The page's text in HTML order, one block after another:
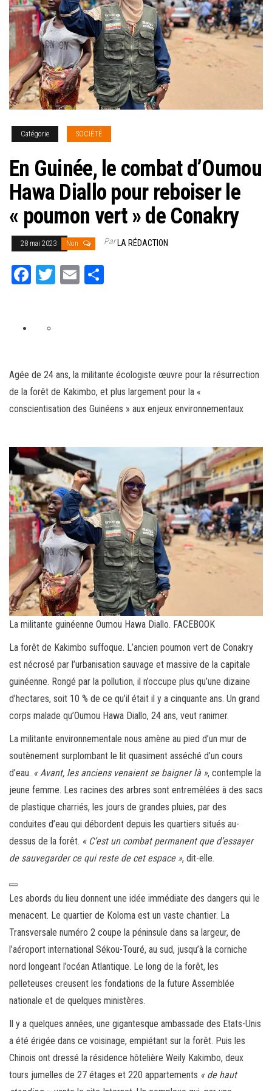
Catégorie SOCIÉTÉ
En Guinée, le combat d’Oumou
Hawa Diallo pour reboiser le
« poumon vert » de Conakry
28 mai 2023 Non ParLA RÉDACTION
Fa
ok
T
E
t
i
c
e
r
é
s
e
r
v
é
a
u
Agée de 24 ans, la militante écologiste œuvre pour la résurrection
de la forêt de Kakimbo, et plus largement pour la «
conscientisation des Guinéens » aux enjeux environnementaux
La militante guinéenne Oumou Hawa Diallo. FACEBOOK
La forêt de Kakimbo suffoque. L’ancien poumon vert de Conakry
est nécrosé par l’urbanisation sauvage et massive de la capitale
guinéenne. Rongé par la pollution, il n’occupe plus qu’une dizaine
d’hectares, soit 10 % de ce qu’il était il y a cinquante ans. Un grand
corps malade qu’Oumou Hawa Diallo, 24 ans, veut ranimer.
La militante environnementale nous amène au pied d’un mur de
soutènement surplombant le lit quasiment asséché d’un cours
d’eau. « Avant, les anciens venaient se baigner là », contemple la
jeune femme. Les racines des arbres sont entremêlées à des sacs
de plastique charriés, les jours de grandes pluies, par des
conduites d’eau qui débordent depuis les quartiers situés au-
dessus de la forêt. « C’est un combat permanent que d’essayer
de sauvegarder ce qui reste de cet espace », dit-elle.
o
Les abords du lieu donnent une idée immédiate des dangers qui le
menacent. Le quartier de Koloma est un vaste chantier. La
Transversale numéro 2 coupe la péninsule dans sa largeur, de
l’aéroport international Sékou-Touré, au sud, jusqu’à la corniche
nord longeant l’océan Atlantique. Le long de la forêt, les
pelleteuses creusent les fondations de la future Assemblée
nationale et de quelques ministères.
Il y a quelques années, une gigantesque ambassade des Etats-Unis
a été érigée dans ce voisinage, empiétant sur la forêt. Puis les
Chinois ont dressé la résidence hôtelière Weily Kakimbo, deux
tours jumelles de 27 étages et 220 appartements « de haut